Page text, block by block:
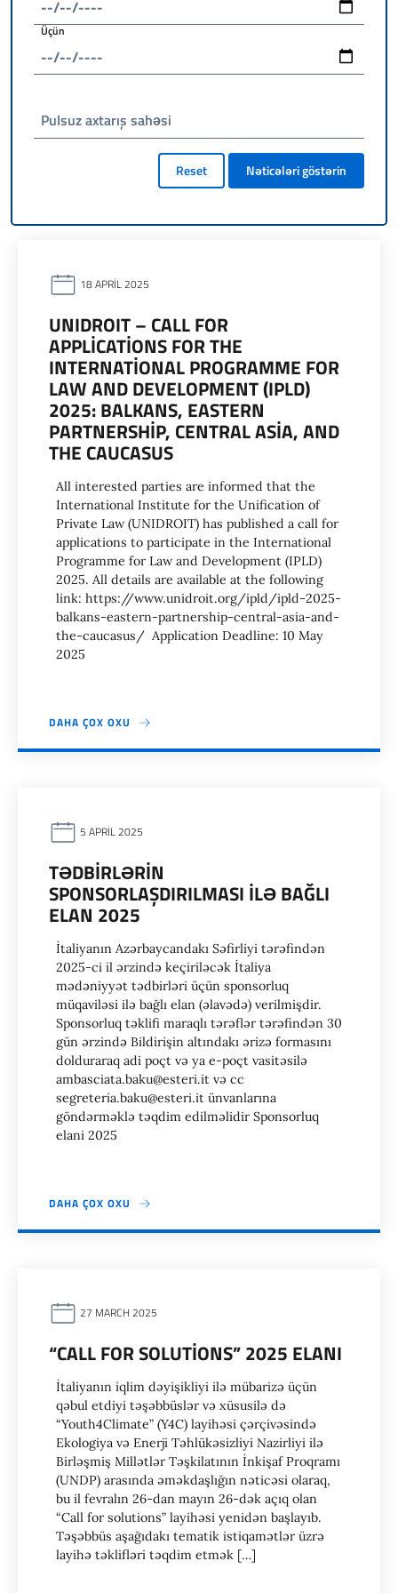
Üçün
Pulsuz axtarış sahəsi
Reset Nəticələri göstərin
18 APRIL 2025
UNIDROIT – CALL FOR
APPLICATIONS FOR THE
INTERNATIONAL PROGRAMME FOR
LAW AND DEVELOPMENT (IPLD)
2025: BALKANS, EASTERN
PARTNERSHIP, CENTRAL ASIA, AND
THE CAUCASUS
All interested parties are informed that the
International Institute for the Unification of
Private Law (UNIDROIT) has published a call for
applications to participate in the International
Programme for Law and Development (IPLD)
2025. All details are available at the following
link: https://www.unidroit.org/ipld/ipld-2025-
balkans-eastern-partnership-central-asia-and-
the-caucasus/ Application Deadline: 10 May
2025
DAHA ÇOX OXU
5 APRIL 2025
TƏDBIRLƏRIN
SPONSORLAŞDIRILMASI ILƏ BAĞLI
ELAN 2025
İtaliyanın Azərbaycandakı Səfirliyi tərəfindən
2025-ci il ərzində keçiriləcək İtaliya
mədəniyyət tədbirləri üçün sponsorluq
müqaviləsi ilə bağlı elan (əlavədə) verilmişdir.
Sponsorluq təklifi maraqlı tərəflər tərəfindən 30
gün ərzində Bildirişin altındakı ərizə formasını
dolduraraq adi poçt və ya e-poçt vasitəsilə
ambasciata.baku@esteri.it və cc
segreteria.baku@esteri.it ünvanlarına
göndərməklə təqdim edilməlidir Sponsorluq
elani 2025
DAHA ÇOX OXU
27 MARCH 2025
“CALL FOR SOLUTIONS” 2025 ELANI
İtaliyanın iqlim dəyişikliyi ilə mübarizə üçün
qəbul etdiyi təşəbbüslər və xüsusilə də
“Youth4Climate” (Y4C) layihəsi çərçivəsində
Ekologiya və Enerji Təhlükəsizliyi Nazirliyi ilə
Birləşmiş Millətlər Təşkilatının İnkişaf Proqramı
(UNDP) arasında əməkdaşlığın nəticəsi olaraq,
bu il fevralın 26-dan mayın 26-dək açıq olan
“Call for solutions” layihəsi yenidən başlayıb.
Təşəbbüs aşağıdakı tematik istiqamətlər üzrə
layihə təklifləri təqdim etmək […]